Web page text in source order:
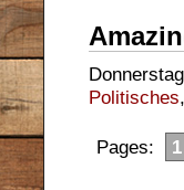
Politisches,
Pages: 1